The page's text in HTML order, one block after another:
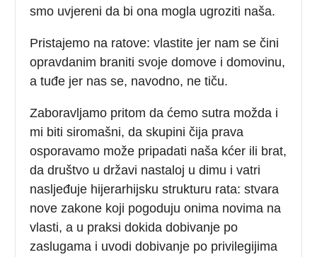
smo uvjereni da bi ona mogla ugroziti naša.
Pristajemo na ratove: vlastite jer nam se čini
opravdanim braniti svoje domove i domovinu,
a tuđe jer nas se, navodno, ne tiču.
Zaboravljamo pritom da ćemo sutra možda i
mi biti siromašni, da skupini čija prava
osporavamo može pripadati naša kćer ili brat,
da društvo u državi nastaloj u dimu i vatri
nasljeđuje hijerarhijsku strukturu rata: stvara
nove zakone koji pogoduju onima novima na
vlasti, a u praksi dokida dobivanje po
zaslugama i uvodi dobivanje po privilegijima